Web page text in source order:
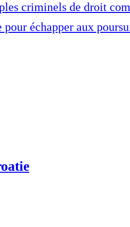
criminels de droit
pour échapper aux